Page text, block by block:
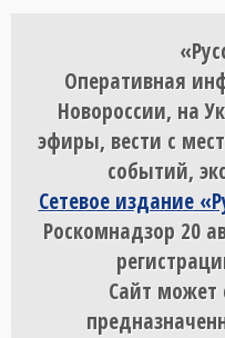
Оперативная
Новороссии, на
эфиры, вести с
событий,
Сетевое издание
Роскомнадзор 20
Сайт